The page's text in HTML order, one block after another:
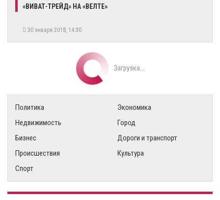
«ВИВАТ-ТРЕЙД» НА «ВЕЛТЕ»
30 января 2018, 14:30
Загрузка...
Политика
Экономика
Недвижимость
Город
Бизнес
Дороги и транспорт
Происшествия
Культура
Спорт